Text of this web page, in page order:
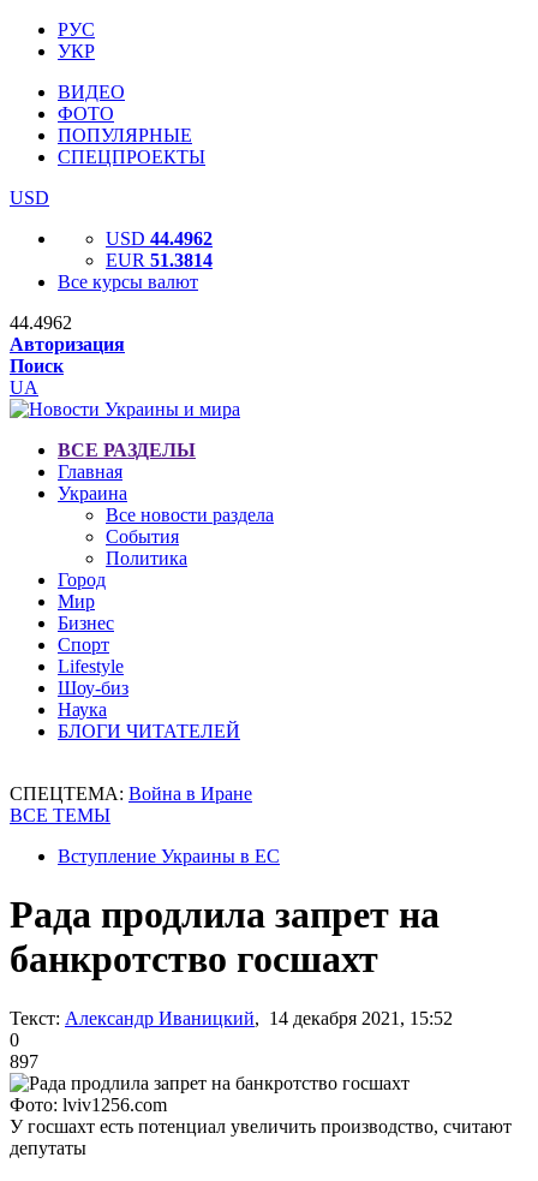
РУС
УКР
ВИДЕО
ФОТО
ПОПУЛЯРНЫЕ
СПЕЦПРОЕКТЫ
USD
USD 44.4962
EUR 51.3814
Все курсы валют
44.4962
Авторизация
Поиск
UA
ВСЕ РАЗДЕЛЫ
Главная
Украина
Все новости раздела
События
Политика
Город
Мир
Бизнес
Спорт
Lifestyle
Шоу-биз
Наука
БЛОГИ ЧИТАТЕЛЕЙ
СПЕЦТЕМА: Война в Иране
ВСЕ ТЕМЫ
Вступление Украины в ЕС
Рада продлила запрет на
банкротство госшахт
Текст: Александр Иваницкий, 14 декабря 2021, 15:52
0
897
Фото: lviv1256.com
У госшахт есть потенциал увеличить производство, считают
депутаты